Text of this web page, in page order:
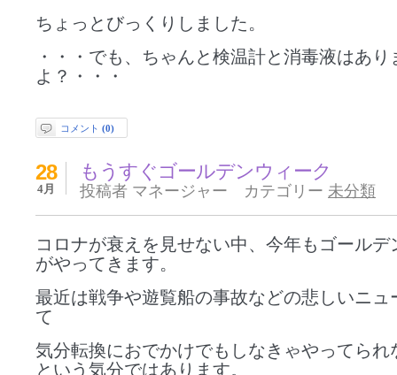
ちょっとびっくりしました。
・・・でも、ちゃんと検温計と消毒液はあり
よ？・・・
コメント (0)
もうすぐゴールデンウィーク
28
4月 投稿者 マネージャー カテゴリー 未分類
コロナが衰えを見せない中、今年もゴールデ
がやってきます。
最近は戦争や遊覧船の事故などの悲しいニュ
て
気分転換におでかけでもしなきゃやってられ
という気分ではあります。